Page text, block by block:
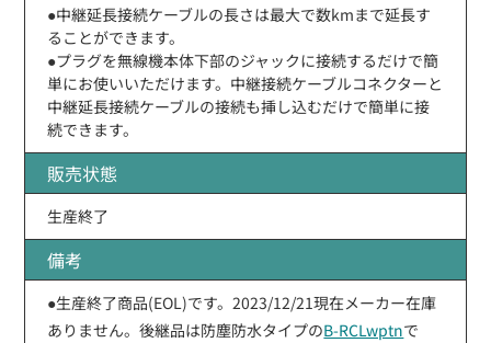
●中継延長接続ケーブルの長さは最大で数kmまで延長す
ることができます。
●プラグを無線機本体下部のジャックに接続するだけで簡
単にお使いいただけます。中継接続ケーブルコネクターと
中継延長接続ケーブルの接続も挿し込むだけで簡単に接
続できます。
販売状態
生産終了
備考
●生産終了商品(EOL)です。2023/12/21現在メーカー在庫
ありません。後継品は防塵防水タイプのB-RCLwptnで